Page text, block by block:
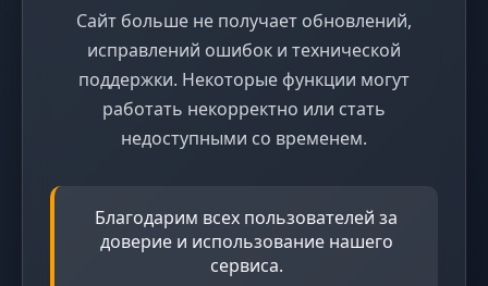
Сайт больше не получает обновлений,
исправлений ошибок и технической
поддержки. Некоторые функции могут
работать некорректно или стать
недоступными со временем.
Благодарим всех пользователей за
доверие и использование нашего
сервиса.